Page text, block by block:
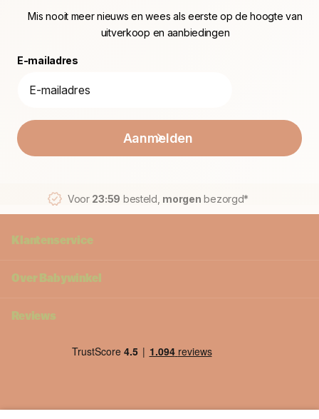
Mis nooit meer nieuws en wees als eerste op de hoogte van
uitverkoop en aanbiedingen
E-mailadres
Aanmelden
Voor 23:59 besteld, morgen bezorgd*
Klantenservice
Over Babywinkel
Reviews